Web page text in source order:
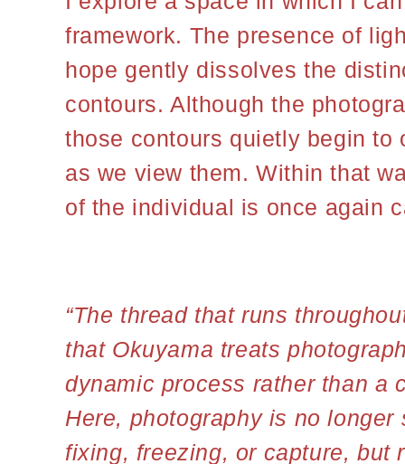
framework. The presence of
hope gently dissolves the
contours. Although the
those contours quietly begin to
as we view them. Within that
of the individual is once again
“The thread that runs
that Okuyama treats
dynamic process rather than a
Here, photography is no longer
fixing, freezing, or capture, but